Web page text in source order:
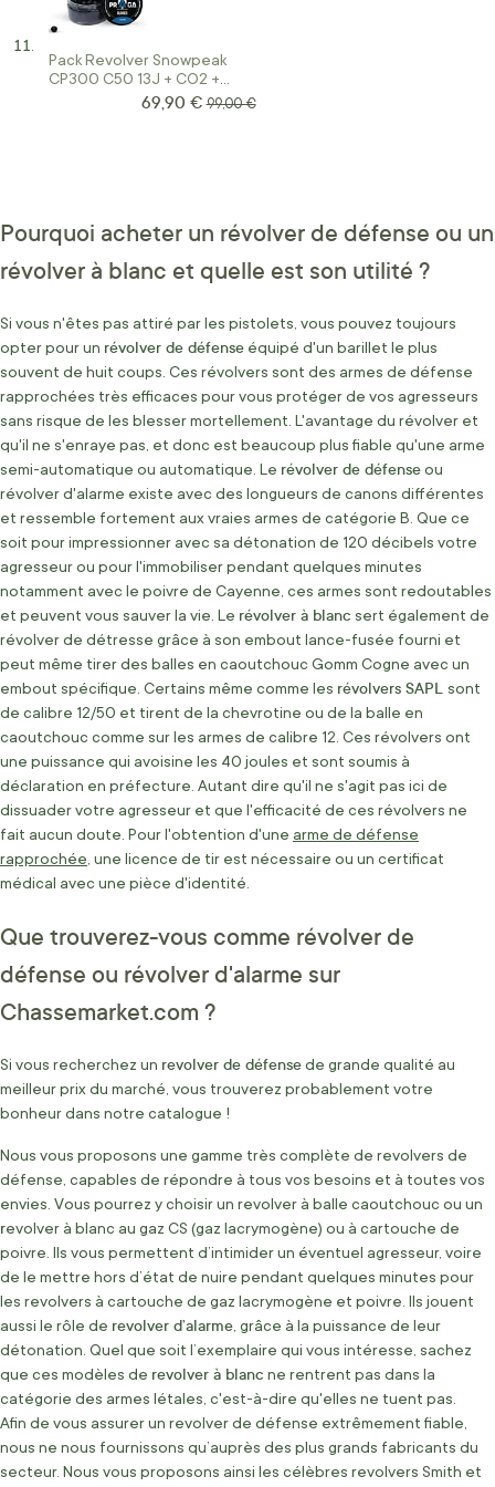
Pack Revolver Snowpeak
CP300 C50 13J + CO2 +
Prix Spécial
69,90 € Prix normal
99,00 €
Pourquoi acheter un révolver de défense ou un
révolver à blanc et quelle est son utilité ?
Si vous n'êtes pas attiré par les pistolets, vous pouvez toujours
opter pour un révolver de défense équipé d'un barillet le plus
souvent de huit coups. Ces révolvers sont des armes de défense
rapprochées très efficaces pour vous protéger de vos agresseurs
sans risque de les blesser mortellement. L'avantage du révolver et
qu'il ne s'enraye pas, et donc est beaucoup plus fiable qu'une arme
semi-automatique ou automatique. Le révolver de défenseou
révolver d'alarme existe avec des longueurs de canons différentes
et ressemble fortement aux vraies armes de catégorie B. Que ce
soit pour impressionner avec sa détonation de 120 décibels votre
agresseur ou pour l'immobiliser pendant quelques minutes
notamment avec le poivre de Cayenne, ces armes sont redoutables
et peuvent vous sauver la vie. Le révolver à blanc sert également de
révolver de détresse grâce à son embout lance-fusée fourni et
peut même tirer des balles en caoutchouc Gomm Cogne avec un
embout spécifique. Certains même comme les révolvers SAPL
sont
de calibre 12/50 et tirent de la chevrotine ou de la balle en
caoutchouc comme sur les armes de calibre 12. Ces révolvers ont
une puissance qui avoisine les 40 joules et sont soumis à
déclaration en préfecture. Autant dire qu'il ne s'agit pas ici de
dissuader votre agresseur et que l'efficacité de ces révolvers ne
fait aucun doute. Pour l'obtention d'une arme de défense
rapprochée , une licence de tir est nécessaire ou un certificat
médical avec une pièce d'identité.
Que trouverez-vous comme révolver de
défense ou révolver d'alarme sur
Chassemarket.com ?
Si vous recherchez un revolver de défensede grande qualité au
meilleur prix du marché, vous trouverez probablement votre
bonheur dans notre catalogue !
Nous vous proposons une gamme très complète de revolvers de
défense, capables de répondre à tous vos besoins et à toutes vos
envies. Vous pourrez y choisir un revolver à balle caoutchouc ou un
revolver à blanc au gaz CS (gaz lacrymogène) ou à cartouche de
poivre. Ils vous permettent d’intimider un éventuel agresseur, voire
de le mettre hors d’état de nuire pendant quelques minutes pour
les revolvers à cartouche de gaz lacrymogène et poivre. Ils jouent
aussi le rôle de revolver d’alarme , grâce à la puissance de leur
détonation. Quel que soit l’exemplaire qui vous intéresse, sachez
que ces modèles de revolver à blanc ne rentrent pas dans la
catégorie des armes létales, c'est-à-dire qu'elles ne tuent pas.
Afin de vous assurer un revolver de défense extrêmement fiable,
nous ne nous fournissons qu’auprès des plus grands fabricants du
secteur. Nous vous proposons ainsi les célèbres revolvers Smith et